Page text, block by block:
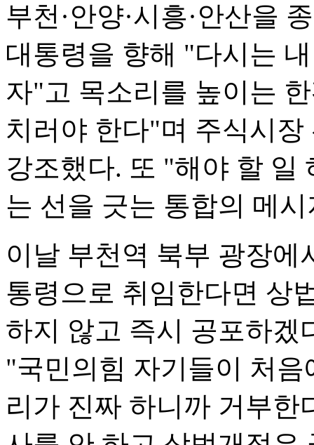
부천·안양·시흥·안산을
대통령을 향해 "다시는
자"고 목소리를 높이는
치러야 한다"며 주식시
강조했다. 또 "해야 할 일
는 선을 긋는 통합의 메
이날 부천역 북부 광장에
통령으로 취임한다면 상
하지 않고 즉시 공포하겠
"국민의힘 자기들이 처
리가 진짜 하니까 거부